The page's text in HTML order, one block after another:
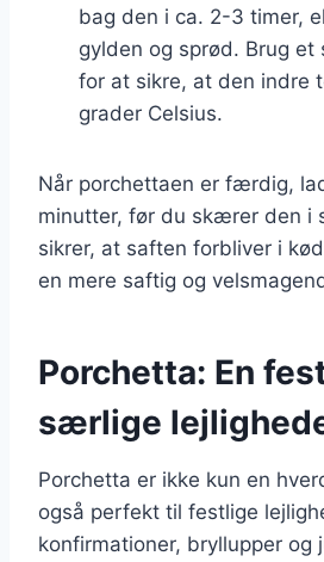
bag den i ca. 2-3 timer,
gylden og sprød. Brug et
for at sikre, at den indre
grader Celsius.
Når porchettaen er færdig,
minutter, før du skærer den i
sikrer, at saften forbliver i
en mere saftig og
Porchetta: En
særlige
Porchetta er ikke kun en
også perfekt til festlige
konfirmationer, bryllupper og